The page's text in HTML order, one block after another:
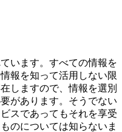
います。すべての情報を
報を知って活用しない限
しますので、情報を選別
があります。そうでない
スであってもそれを享受
のについては知らないま